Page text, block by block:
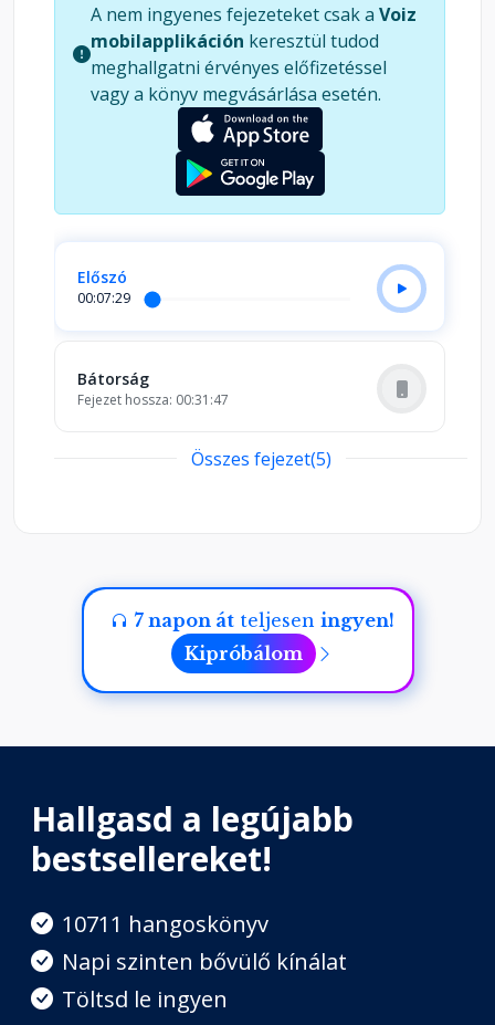
A nem ingyenes fejezeteket csak a Voiz
mobilapplikáción keresztül tudod
meghallgatni érvényes előfizetéssel
vagy a könyv megvásárlása esetén.
Előszó
00:07:29
Bátorság
Fejezet hossza: 00:31:47
Fejezet hossza: 00:25:51
Béke
Fejezet hossza: 00:15:59
Összes fejezet(5)
7 napon átteljesen ingyen!
Kipróbálom
Hallgasd a legújabb
bestsellereket!
10711 hangoskönyv
Napi szinten bővülő kínálat
Töltsd le ingyen